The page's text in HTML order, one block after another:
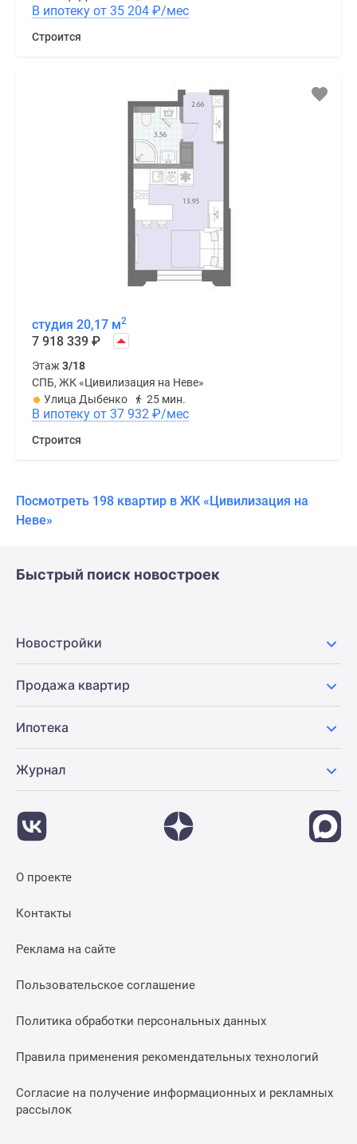
В ипотеку от 35 204 ₽/мес
Строится
студия 20,17 м2
7 918 339 ₽
Этаж 3/18
СПБ, ЖК «Цивилизация на Неве»
Улица Дыбенко
25 мин.
В ипотеку от 37 932 ₽/мес
Строится
Посмотреть 198 квартир в ЖК «Цивилизация на
Неве»
Быстрый поиск новостроек
Новостройки
Продажа квартир
Ипотека
Журнал
О проекте
Контакты
Реклама на сайте
Пользовательское соглашение
Политика обработки персональных данных
Правила применения рекомендательных технологий
Согласие на получение информационных и рекламных
рассылок